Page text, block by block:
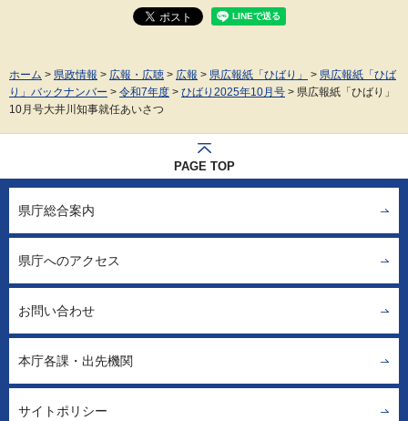
ホーム > 県政情報 > 広報・広聴 > 広報 > 県広報紙「ひばり」 > 県広報紙「ひば
り」バックナンバー > 令和7年度 > ひばり2025年10月号 > 県広報紙「ひばり」
10月号大井川知事就任あいさつ
PAGE TOP
県庁総合案内
県庁へのアクセス
お問い合わせ
本庁各課・出先機関
サイトポリシー